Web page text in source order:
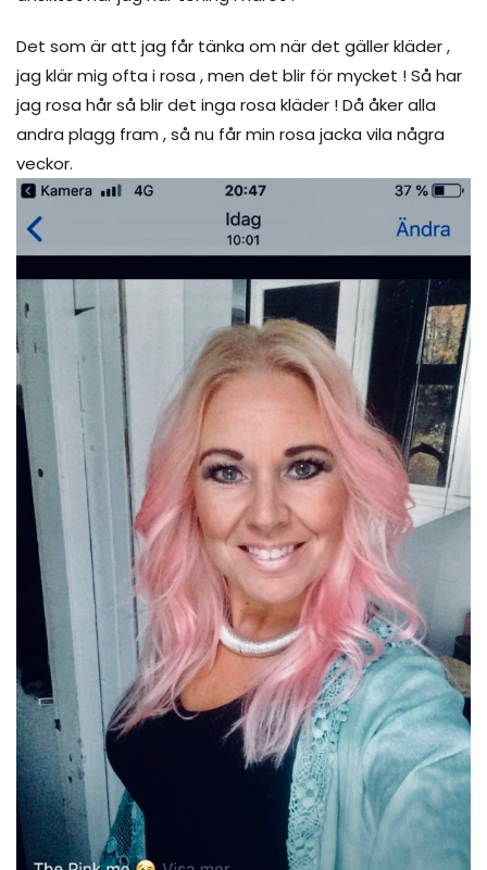
Det som är att jag får tänka om när det gäller kläder ,
jag klär mig ofta i rosa , men det blir för mycket ! Så har
jag rosa hår så blir det inga rosa kläder ! Då åker alla
andra plagg fram , så nu får min rosa jacka vila några
veckor.